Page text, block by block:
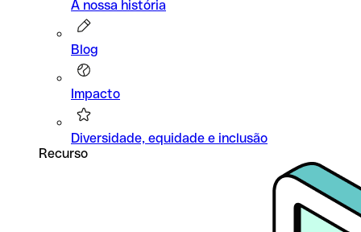
A nossa história
Blog
Impacto
Diversidade, equidade e inclusão
Recurso